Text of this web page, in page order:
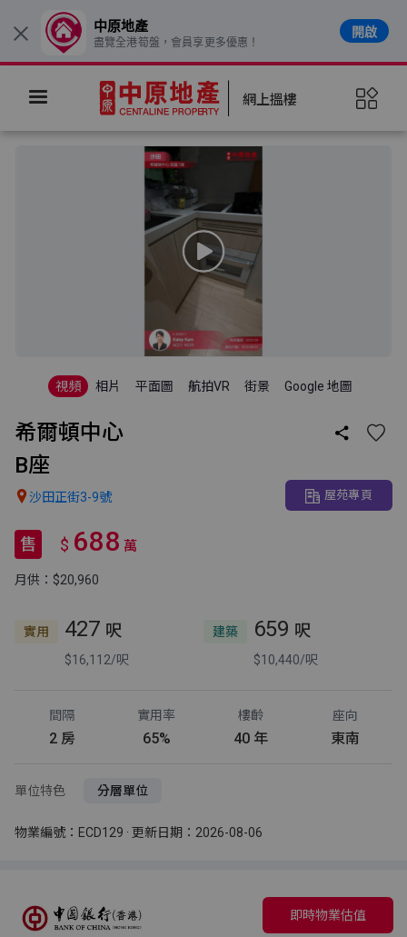
網上搵樓
視頻 相片 平面圖 航拍VR 街景 Google 地圖
希爾頓中心 
B座
沙田正街3-9號 屋苑專頁
售 $ 688 萬
月供：$20,960
實用 427 呎
$16,112/呎
建築 659 呎
$10,440/呎
間隔
2 房
實用率
65%
樓齡
40 年
座向
東南
單位特色 分層單位
物業編號：ECD129 · 更新日期：2026-08-06
即時物業估值
× 中原地產
盡覽全港筍盤，會員享更多優惠！
開啟